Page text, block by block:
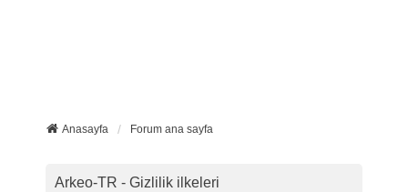
Anasayfa Forum ana sayfa
Arkeo-TR - Gizlilik ilkeleri